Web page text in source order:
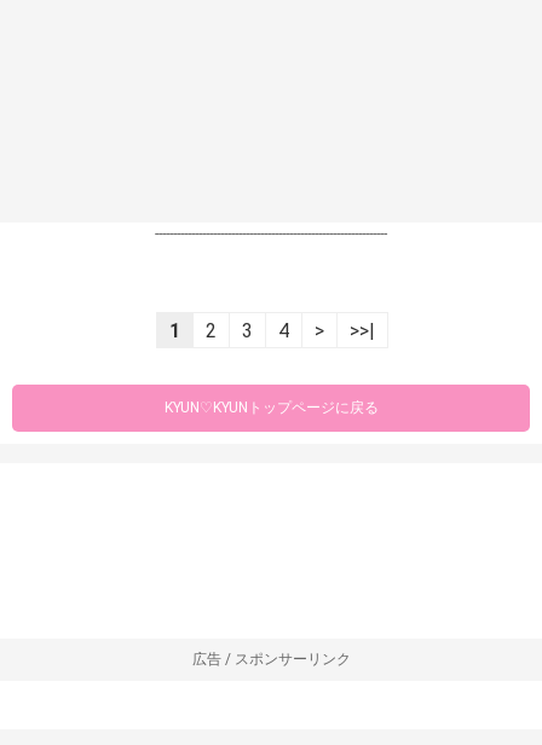
----------------------------------------------------------------
1 2 3 4 > >>|
KYUN♡KYUNトップページに戻る
広告 / スポンサーリンク